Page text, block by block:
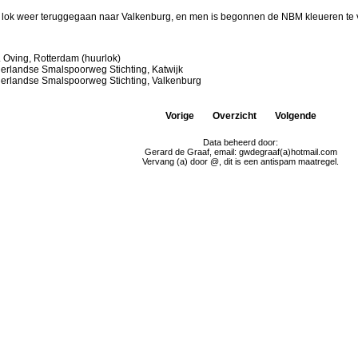
weer teruggegaan naar Valkenburg, en men is begonnen de NBM kleueren te
Oving, Rotterdam (huurlok)
Smalspoorweg Stichting, Katwijk
Smalspoorweg Stichting, Valkenburg
Vorige Overzicht Volgende
Data beheerd door:
Gerard de Graaf, email: gwdegraaf(a)hotmail.com
Vervang (a) door @, dit is een antispam maatregel.